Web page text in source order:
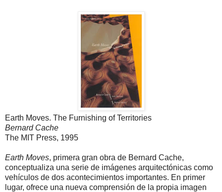
Earth Moves. The Furnishing of Territories
Bernard Cache
The MIT Press, 1995
Earth Moves, primera gran obra de Bernard Cache,
conceptualiza una serie de imágenes arquitectónicas como
vehículos de dos acontecimientos importantes. En primer
lugar, ofrece una nueva comprensión de la propia imagen